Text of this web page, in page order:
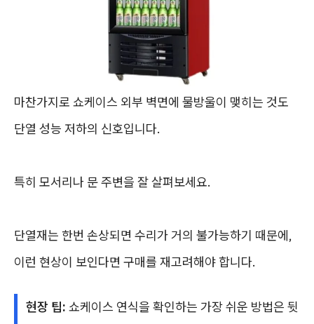
마찬가지로 쇼케이스 외부 벽면에 물방울이 맺히는 것도
단열 성능 저하의 신호입니다.
특히 모서리나 문 주변을 잘 살펴보세요.
단열재는 한번 손상되면 수리가 거의 불가능하기 때문에,
이런 현상이 보인다면 구매를 재고려해야 합니다.
현장 팁: 쇼케이스 연식을 확인하는 가장 쉬운 방법은 뒷